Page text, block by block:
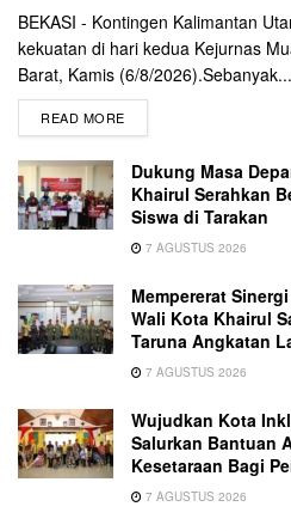
BEKASI - Kontingen Kalimantan
kekuatan di hari kedua Kejurnas
Barat, Kamis (6/8/2026).Sebanyak...
READ MORE
Dukung Masa
Khairul Serahkan
Siswa di Tarakan
7 AGUSTUS 2026
Mempererat
Wali Kota Khairul
Taruna Angkatan
7 AGUSTUS 2026
Wujudkan Kota
Salurkan Bantuan
Kesetaraan Bagi
7 AGUSTUS 2026